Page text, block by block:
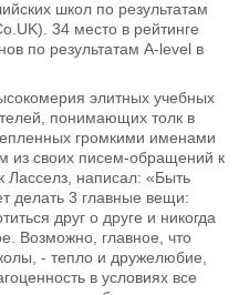
школ по результатам
34 место в рейтинге
по результатам A-level в
элитных учебных
понимающих толк в
громкими именами
из своих писем-обращений к
написал: «Быть
делать 3 главные вещи:
друг о друге и никогда
Возможно, главное, что
- тепло и дружелюбие,
в условиях все